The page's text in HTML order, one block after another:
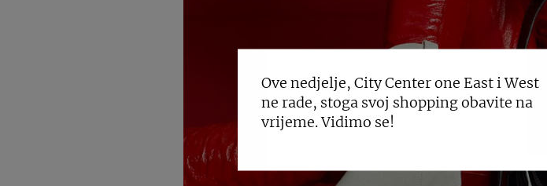
Ove nedjelje, City Center one East i West
ne rade, stoga svoj shopping obavite na
vrijeme. Vidimo se!